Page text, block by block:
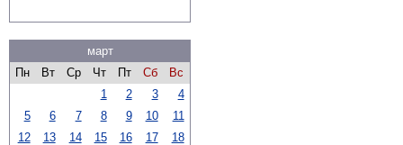
март
Пн
Вт Ср Чт Пт Сб
Вс
1
2 3
4
5
6 7 8 9 10
11
12
13 14 15 16 17
18